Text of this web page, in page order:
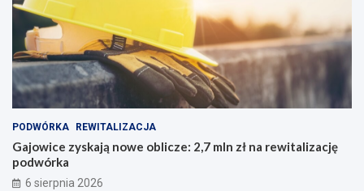
PODWÓRKA REWITALIZACJA
Gajowice zyskają nowe oblicze: 2,7 mln zł na rewitalizację
podwórka
6 sierpnia 2026